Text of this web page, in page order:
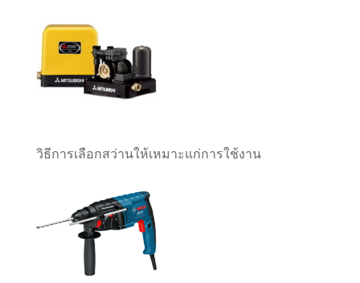
วิธีการเลือกสว่านให้เหมาะแก่การใช้งาน